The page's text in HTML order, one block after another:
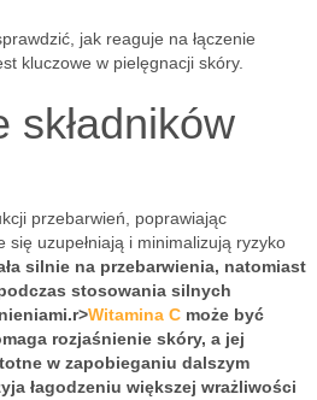
jak reaguje na łączenie
kluczowe w pielęgnacji skóry.
przebarwień, poprawiając
się uzupełniają i minimalizują ryzyko
silnie na przebarwienia, natomiast
stosowania silnych
r>Witamina C może być
rozjaśnienie skóry, a jej
w zapobieganiu dalszym
łagodzeniu większej wrażliwości